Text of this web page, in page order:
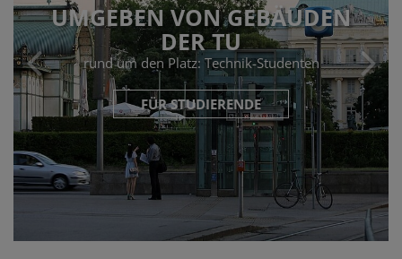
UMGEBEN VON GEBÄUDEN
DER TU
rund um den Platz: Technik-Studenten
FÜR STUDIERENDE